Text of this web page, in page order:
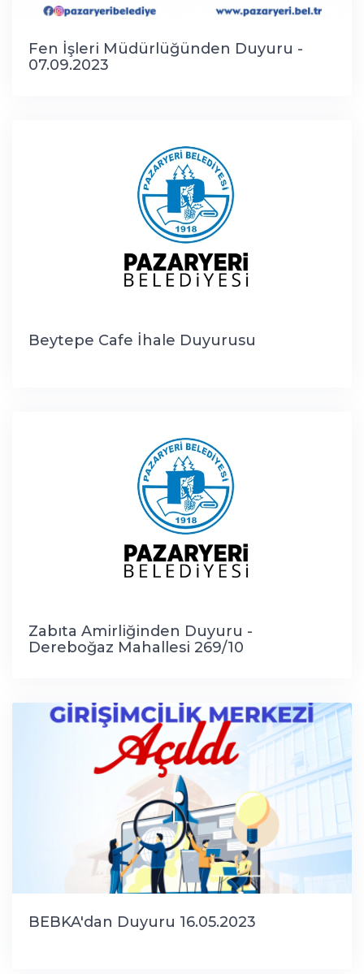
Fen İşleri Müdürlüğünden Duyuru -
07.09.2023
Beytepe Cafe İhale Duyurusu
Zabıta Amirliğinden Duyuru -
Dereboğaz Mahallesi 269/10
BEBKA'dan Duyuru 16.05.2023